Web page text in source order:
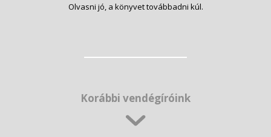
Olvasni jó, a könyvet továbbadni kúl.
Korábbi vendégíróink